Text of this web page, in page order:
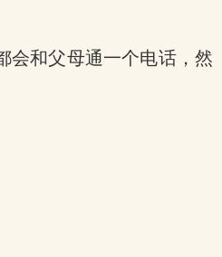
会和父母通一个电话，然